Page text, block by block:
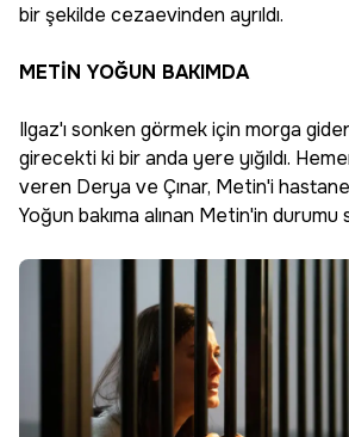
bir şekilde cezaevinden ayrıldı.
METİN YOĞUN BAKIMDA
Ilgaz'ı sonken görmek için morga
girecekti ki bir anda yere yığıldı.
veren Derya ve Çınar, Metin'i
Yoğun bakıma alınan Metin'in durumu